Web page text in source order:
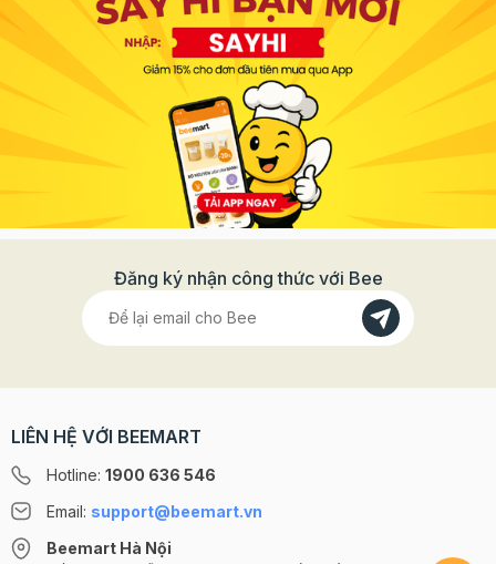
Đăng ký nhận công thức với Bee
LIÊN HỆ VỚI BEEMART
Hotline: 1900 636 546
Email: support@beemart.vn
Beemart Hà Nội